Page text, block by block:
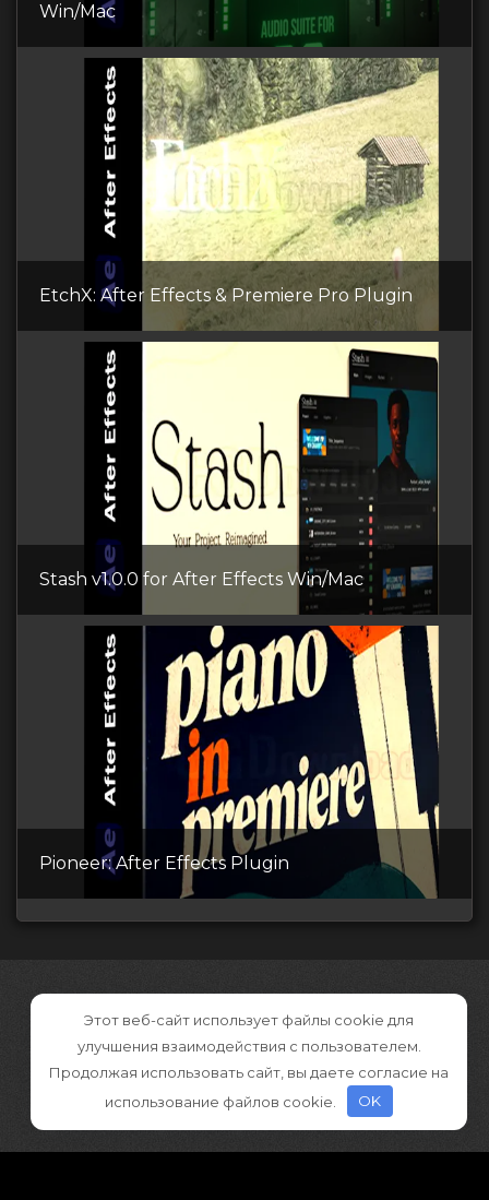
Win/Mac
EtchX: After Effects & Premiere Pro Plugin
Stash v1.0.0 for After Effects Win/Mac
Pioneer: After Effects Plugin
Этот веб-сайт использует файлы cookie для
улучшения взаимодействия с пользователем.
Продолжая использовать сайт, вы даете согласие на
использование файлов cookie.
OK